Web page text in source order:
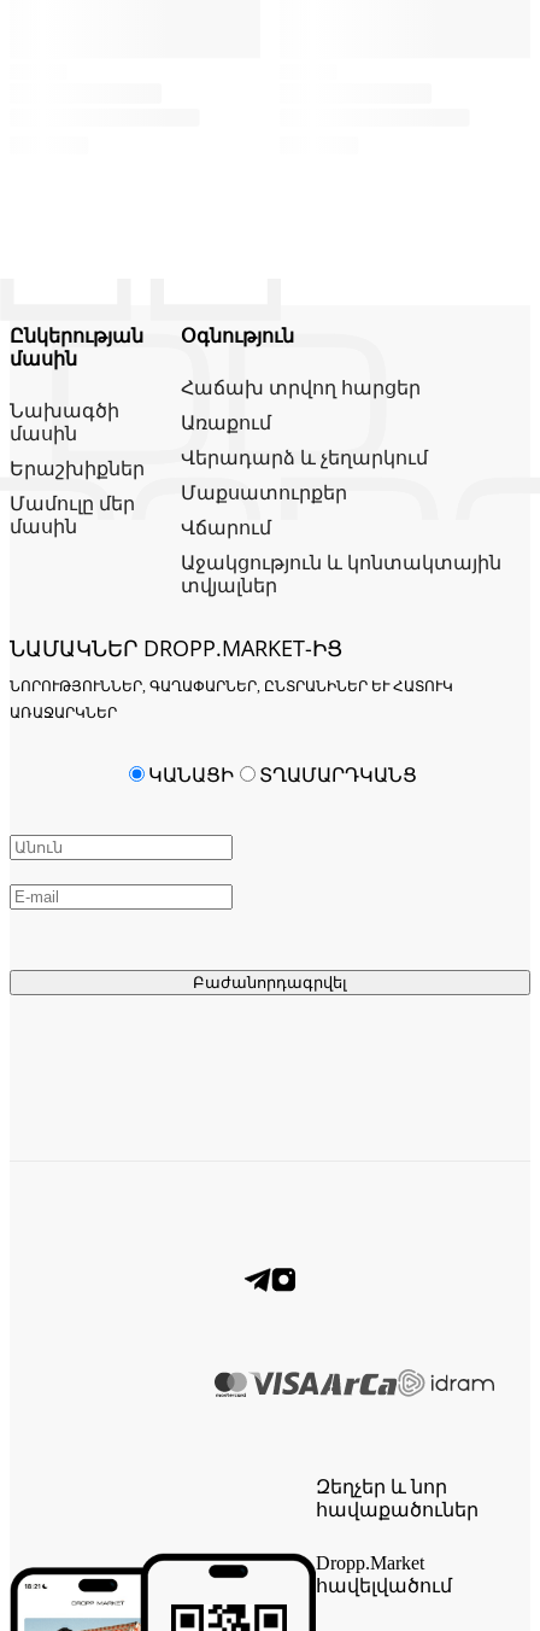
Ընկերության
մասին
Նախագծի
մասին
Երաշխիքներ
Մամուլը մեր
մասին
Օգնություն
Հաճախ տրվող հարցեր
Առաքում
Վերադարձ և չեղարկում
Մաքսատուրքեր
Վճարում
Աջակցություն և կոնտակտային
տվյալներ
ՆԱՄԱԿՆԵՐ DROPP.MARKET-ԻՑ
ՆՈՐՈՒԹՅՈՒՆՆԵՐ, ԳԱՂԱՓԱՐՆԵՐ, ԸՆՏՐԱՆԻՆԵՐ ԵՒ ՀԱՏՈՒԿ Ա
ՌԱՋԱՐԿՆԵՐ
Բաժանորդագրվել
ԿԱՆԱՑԻ ՏՂԱՄԱՐԴԿԱՆՑ
Զեղչեր և նոր
հավաքածուներ
Dropp.Market
հավելվածում